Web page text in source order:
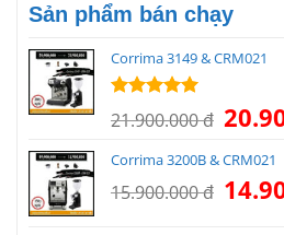
Sản phẩm bán chạy
Corrima 3149 & CRM021
Được xếp
hạng5.00
21.900.000đ Giá
gốc
là:
Corrima 3200B & CRM021
15.900.000đ Giá
gốc